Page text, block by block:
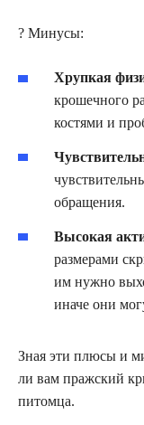
? Минусы:
Хрупкая
крошечного
костями и
обращения.
Высокая
размерами
им нужно
иначе они
Зная эти плюсы и
ли вам пражский
питомца.